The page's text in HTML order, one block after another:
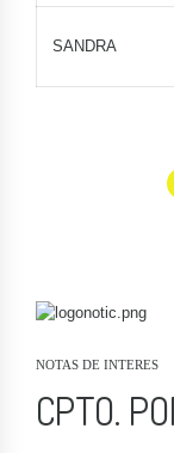
SANDRA
NOTAS DE INTERES
CPTO.